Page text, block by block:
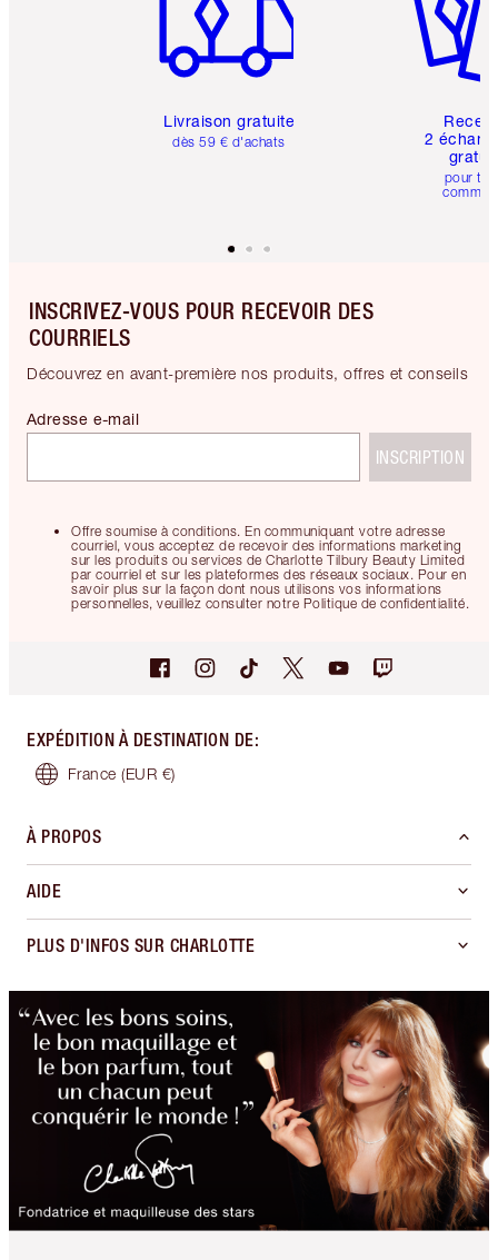
Livraison gratuite
dès 59 € d'achats
2
pour
INSCRIVEZ-VOUS POUR RECEVOIR DES
COURRIELS
Découvrez en avant-première nos produits, offres et conseils
Offre soumise à conditions. En communiquant votre adresse
courriel, vous acceptez de recevoir des informations marketing
sur les produits ou services de Charlotte Tilbury Beauty Limited
par courriel et sur les plateformes des réseaux sociaux. Pour en
savoir plus sur la façon dont nous utilisons vos informations
personnelles, veuillez consulter notre Politique de confidentialité.
Adresse e-mail
INSCRIPTION
EXPÉDITION À DESTINATION DE:
France (EUR €)
À PROPOS
AIDE
PLUS D'INFOS SUR CHARLOTTE